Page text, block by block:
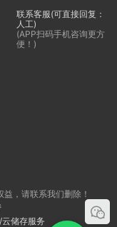
联系客服(可直接回复：
人工)
(APP扫码手机咨询更方
便！)
，请联系我们删除！
储存服务